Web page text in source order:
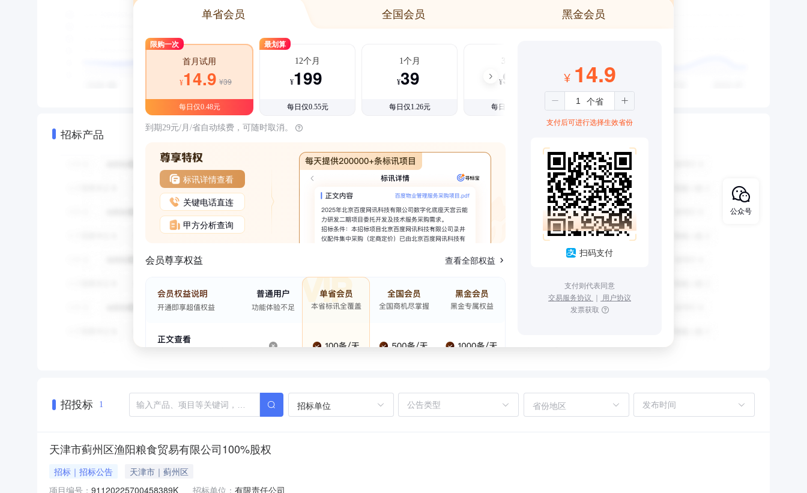
招标产品
单省会员 全国会员 黑金会员
限购一次
首月试用
¥14.9 ¥39
每日仅0.48元
最划算
12个月
¥199
每日仅0.55元
1个月
¥39
每日仅1.26元
3个月
¥99
每日仅1.08元
到期29元/月/省自动续费，可随时取消。
标讯详情查看
关键电话直连
甲方分析查询
会员尊享权益 查看全部权益
¥ 14.9
支付后可进行选择生效省份
扫码支付
支付则代表同意
交易服务协议 ｜ 用户协议
发票获取
招投标 1 招标单位 省份地区
天津市蓟州区渔阳粮食贸易有限公司100%股权
招标｜招标公告
天津市｜蓟州区
项目编号： 91120225700458389K 招标单位： 有限责任公司
公众号